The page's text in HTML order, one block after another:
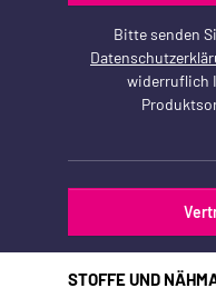
Bitte senden
widerruflich
STOFFE UND